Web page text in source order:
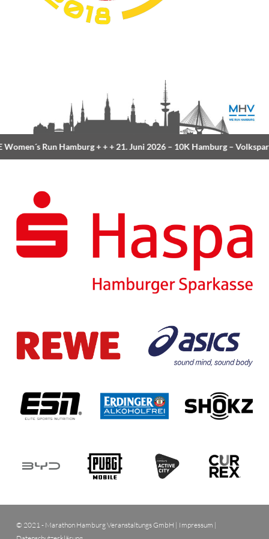
Run Hamburg+ + +21. Juni 2026 –10K Hamburg–
© 2021 - Marathon Hamburg Veranstaltungs GmbH | Impressum |